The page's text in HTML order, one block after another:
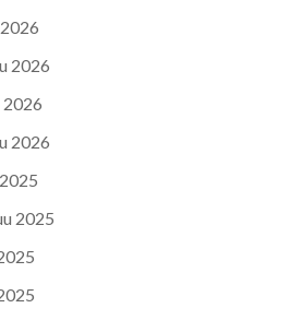
2026
2026
2026
2025